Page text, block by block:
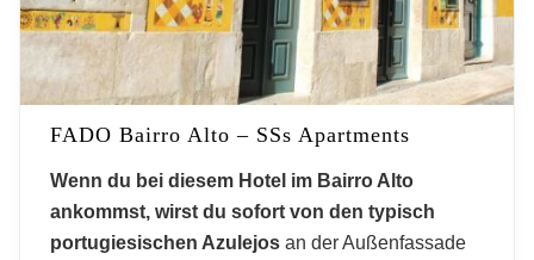
FADO Bairro Alto – SSs Apartments
Wenn du bei diesem Hotel im Bairro Alto
ankommst, wirst du sofort von den typisch
portugiesischen Azulejos an der Außenfassade